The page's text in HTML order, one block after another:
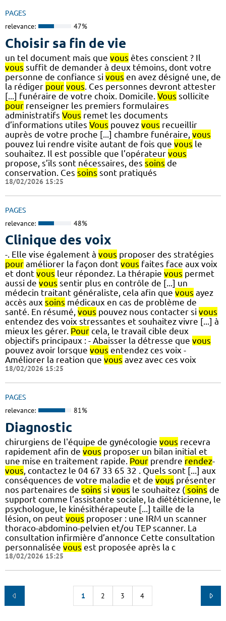
PAGES
relevance: 47%
Choisir sa fin de vie
un tel document mais que vous êtes conscient ? Il
vous suffit de demander à deux témoins, dont votre
personne de confiance si vous en avez désigné une, de
la rédiger pour vous . Ces personnes devront attester
[...] funéraire de votre choix. Domicile. Vous sollicite
pour renseigner les premiers formulaires
administratifs Vous remet les documents
d’informations utiles Vous pouvez vous recueillir
auprès de votre proche [...] chambre funéraire, vous
pouvez lui rendre visite autant de fois que vous le
souhaitez. Il est possible que l’opérateur vous
propose, s’ils sont nécessaires, des soins de
conservation. Ces soins sont pratiqués
18/02/2026 15:25
PAGES
relevance: 48%
Clinique des voix
-. Elle vise également à vous proposer des stratégies
pour améliorer la façon dont vous faites face aux voix
et dont vous leur répondez. La thérapie vous permet
aussi de vous sentir plus en contrôle de [...] un
médecin traitant généraliste, cela afin que vous ayez
accès aux soins médicaux en cas de problème de
santé. En résumé, vous pouvez nous contacter si vous
entendez des voix stressantes et souhaitez vivre [...] à
mieux les gérer. Pour cela, le travail cible deux
objectifs principaux : - Abaisser la détresse que vous
pouvez avoir lorsque vous entendez ces voix -
Améliorer la reation que vous avez avec ces voix
18/02/2026 15:25
PAGES
relevance: 81%
Diagnostic
chirurgiens de l'équipe de gynécologie vous recevra
rapidement afin de vous proposer un bilan initial et
une mise en traitement rapide. Pour prendre rendez-
vous , contactez le 04 67 33 65 32 . Quels sont [...] aux
conséquences de votre maladie et de vous présenter
nos partenaires de soins si vous le souhaitez ( soins de
support comme l’assistante sociale, la diététicienne, le
psychologue, le kinésithérapeute [...] taille de la
lésion, on peut vous proposer : une IRM un scanner
thoraco-abdomino-pelvien et/ou TEP scanner. La
consultation infirmière d’annonce Cette consultation
personnalisée vous est proposée après la c
18/02/2026 15:25
1 2 3 4